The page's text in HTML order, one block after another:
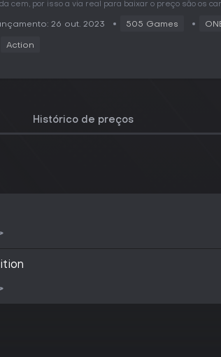
cem, por isso a via real para baixar o preço são os
26 out. 2023 505 Games
Action
Histórico de preços